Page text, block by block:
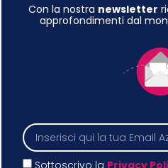
Con la nostra newsletter
approfondimenti dal